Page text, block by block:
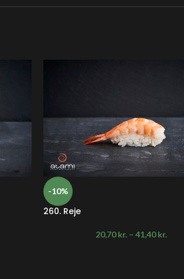
-10%
260. Reje
20,70kr. – 41,40kr.